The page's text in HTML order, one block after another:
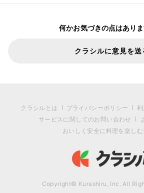
何かお気づきの点はあり
クラシルに意見を送
クラシルとは プライバシーポリシー
サービスに関してのお問い合わせ
おいしく安全に料理を楽しむ
Copyright© Kurashiru, Inc. All